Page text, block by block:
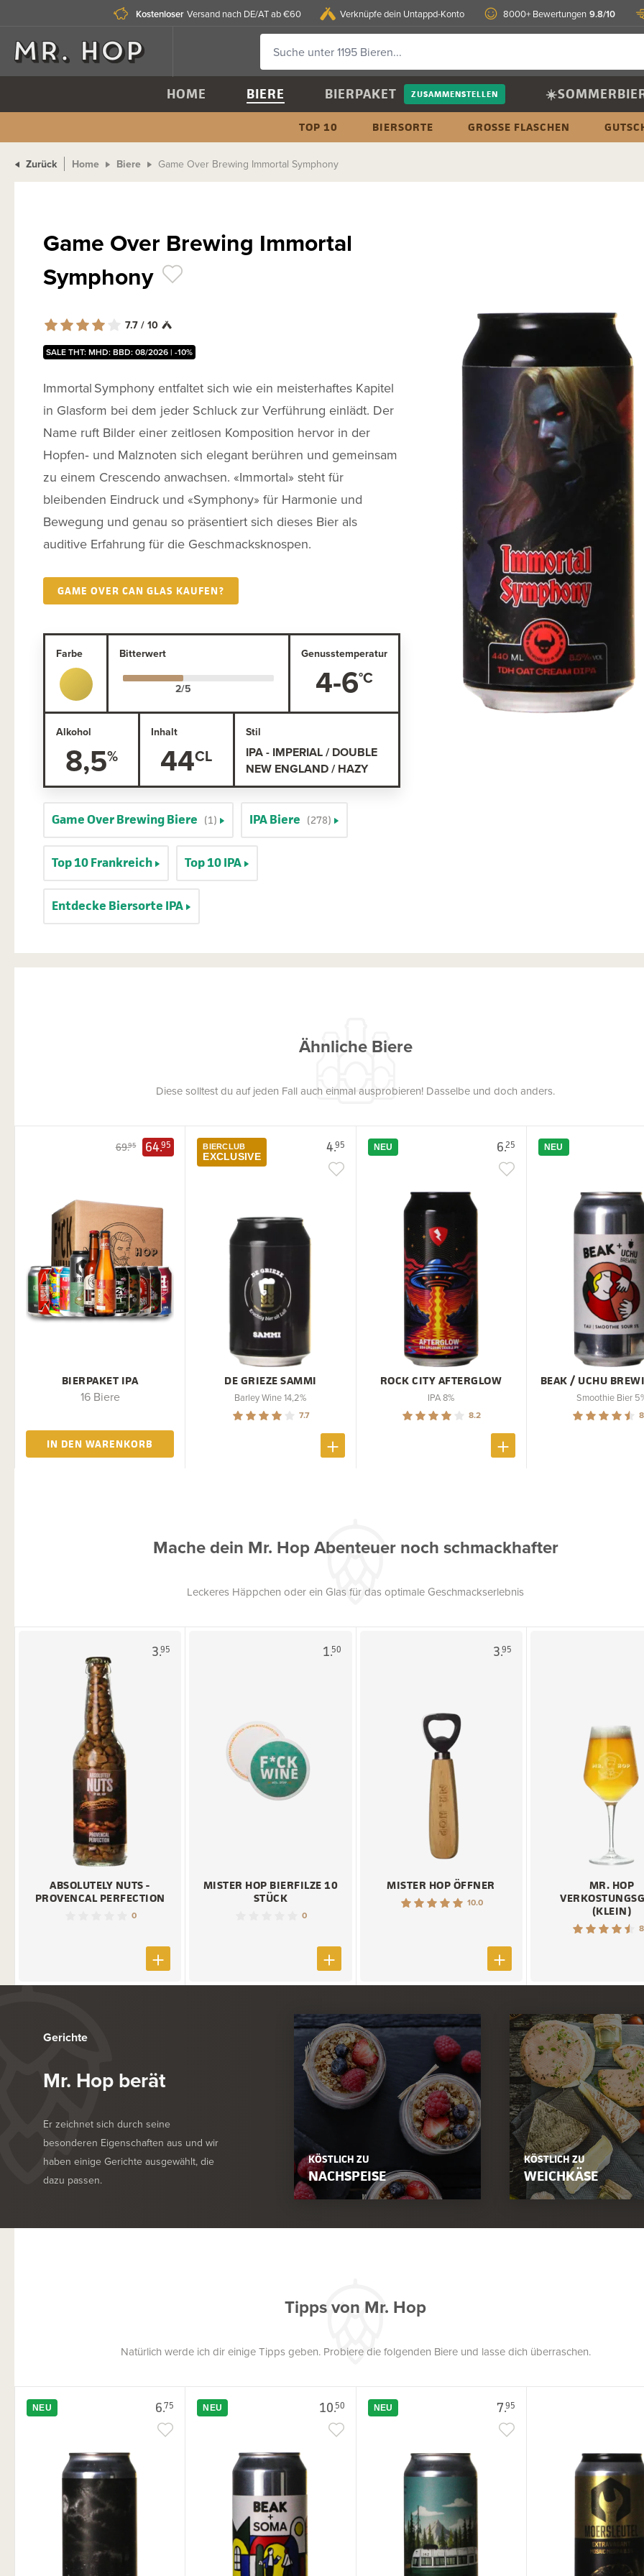
Kostenloser Versand nach DE/AT ab €60 Verknüpfe dein Untappd-Konto 8000+ Bewertungen 9.8/10
HOME BIERE BIERPAKET ZUSAMMENSTELLEN
TOP 10 BIERSORTE GROSSE FLASCHEN
Zurück Home Biere Game Over Brewing Immortal Symphony
Game Over Brewing Immortal
Symphony
7.7 / 10
SALE THT: MHD: BBD: 08/2026 | -10%
Immortal Symphony entfaltet sich wie ein meisterhaftes Kapitel
in Glasform bei dem jeder Schluck zur Verführung einlädt. Der
Name ruft Bilder einer zeitlosen Komposition hervor in der
Hopfen‑ und Malznoten sich elegant berühren und gemeinsam
zu einem Crescendo anwachsen. «Immortal» steht für
bleibenden Eindruck und «Symphony» für Harmonie und
Bewegung und genau so präsentiert sich dieses Bier als
auditive Erfahrung für die Geschmacksknospen.
GAME OVER CAN GLAS KAUFEN?
Farbe Bitterwert Genusstemperatur
4-6
Alkohol
8,5
Inhalt
44
Stil
IPA - IMPERIAL / DOUBLE
NEW ENGLAND / HAZY
Game Over Brewing Biere (1) IPA Biere (278)
Top 10 Frankreich Top 10 IPA
Entdecke Biersorte IPA
Ähnliche Biere
Diese solltest du auf jeden Fall auch einmal ausprobieren! Dasselbe und doch anders.
69.95 64.95
BIERPAKET IPA
16 Biere
IN DEN WARENKORB
4.95
BIERCLUB
EXCLUSIVE
DE GRIEZE SAMMI
Barley Wine 14,2%
7.7
6.25
NEU
ROCK CITY AFTERGLOW
IPA 8%
8.2
NEU
BEAK / UCHU
Smoothie Bier
Mache dein Mr. Hop Abenteuer noch schmackhafter
Leckeres Häppchen oder ein Glas für das optimale Geschmackserlebnis
3.95
ABSOLUTELY NUTS -
PROVENCAL PERFECTION
0
1.50
MISTER HOP BIERFILZE 10
STÜCK
0
3.95
MISTER HOP ÖFFNER
10.0
MR. HOP
(KLEIN)
Gerichte
Mr. Hop berät
Er zeichnet sich durch seine
besonderen Eigenschaften aus und wir
haben einige Gerichte ausgewählt, die
dazu passen.
KÖSTLICH ZU
NACHSPEISE
KÖSTLICH ZU
WEICHKÄSE
Tipps von Mr. Hop
Natürlich werde ich dir einige Tipps geben. Probiere die folgenden Biere und lasse dich überraschen.
6.75
NEU 10.50
NEU 7.95
NEU